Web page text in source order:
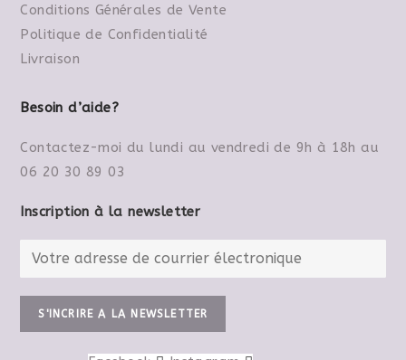
Conditions Générales de Vente
Politique de Confidentialité
Livraison
Besoin d’aide?
Contactez-moi du lundi au vendredi de 9h à 18h au
06 20 30 89 03
Inscription à la newsletter